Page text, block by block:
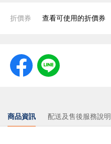
折價券 查看可使用的折價券
商品資訊 配送及售後服務說明